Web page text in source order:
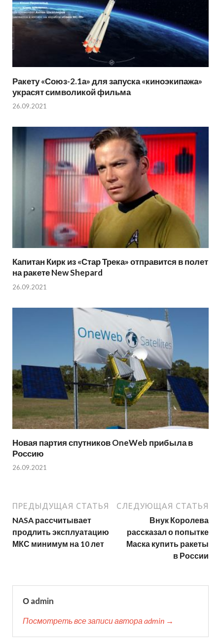
Ракету «Союз-2.1а» для запуска «киноэкипажа»
украсят символикой фильма
26.09.2021
Капитан Кирк из «Стар Трека» отправится в полет
на ракете New Shepard
26.09.2021
Новая партия спутников OneWeb прибыла в
Россию
26.09.2021
ПРЕДЫДУЩАЯ СТАТЬЯ
NASA рассчитывает
продлить эксплуатацию
МКС минимум на 10 лет
СЛЕДУЮЩАЯ СТАТЬЯ
Внук Королева
рассказал о попытке
Маска купить ракеты
в России
О admin
Посмотреть все записи автора admin →